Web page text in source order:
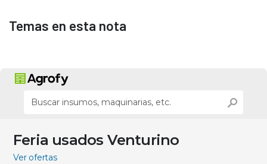
Temas en esta nota
Feria usados Venturino
Ver ofertas